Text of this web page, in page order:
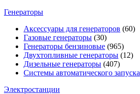
Генераторы
Аксессуары для генераторов (60)
Газовые генераторы (30)
Генераторы бензиновые (965)
Двухтопливные генераторы (12)
Дизельные генераторы (407)
Системы автоматического запуска
Электростанции